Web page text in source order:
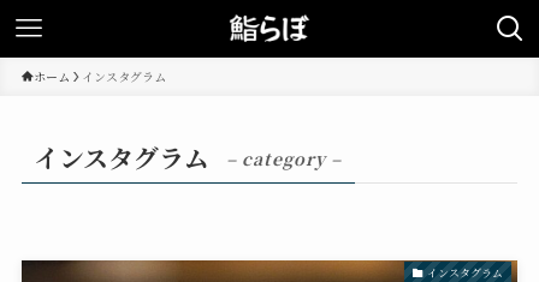
ホーム インスタグラム
インスタグラム – category –
インスタグラム